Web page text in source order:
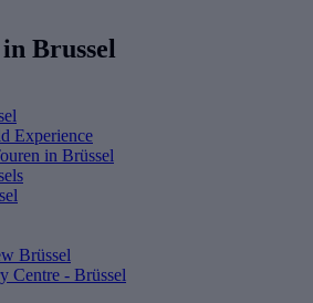
Brussel
Experience
in Brüssel
Brüssel
Centre - Brüssel